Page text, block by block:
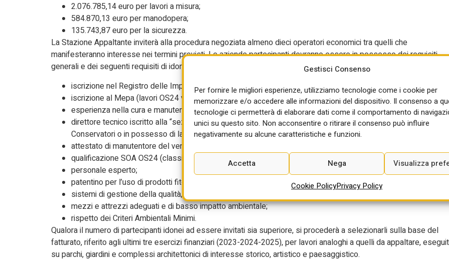
Gestisci Consenso
Per fornire le migliori esperienze, utilizziamo tecnologie come i cookie per
memorizzare e/o accedere alle informazioni del dispositivo. Il consenso a
tecnologie ci permetterà di elaborare dati come il comportamento di
unici su questo sito. Non acconsentire o ritirare il consenso può influire
negativamente su alcune caratteristiche e funzioni.
Accetta Nega Visualizza
Cookie PolicyPrivacy Policy
2.076.785,14 euro per lavori a misura;
584.870,13 euro per manodopera;
135.743,87 euro per la sicurezza.
La Stazione Appaltante inviterà alla procedura negoziata almeno dieci operatori economici tra quelli che
manifesteranno interesse nei termini previsti. Le aziende partecipanti dovranno essere in possesso dei requisiti
generali e dei seguenti requisiti di idoneità professionale:
iscrizione nel Registro delle Imprese;
iscrizione al Mepa (lavori OS24 verde e arredo urbano CPV 45236230-1 lavori di superficie per giardini);
esperienza nella cura e manutenzione di parchi e giardini storici;
direttore tecnico iscritto alla “sezione A” dell’albo professionale degli Architetti, Pianificatori, Paesaggisti e
Conservatori o in possesso di laurea magistrale in Beni architettonici e ambientali;
attestato di manutentore del verde;
qualificazione SOA OS24 (classifica IV bis o superiore);
personale esperto;
patentino per l’uso di prodotti fitosanitari e iscrizione all’Albo Nazionale Gestori Ambientali;
sistemi di gestione della qualità, ambientale e sicurezza sul lavoro;
mezzi e attrezzi adeguati e di basso impatto ambientale;
rispetto dei Criteri Ambientali Minimi.
Qualora il numero di partecipanti idonei ad essere invitati sia superiore, si procederà a selezionarli sulla base del
fatturato, riferito agli ultimi tre esercizi finanziari (2023-2024-2025), per lavori analoghi a quelli da appaltare,
su parchi, giardini e complessi architettonici di interesse storico, artistico e paesaggistico.